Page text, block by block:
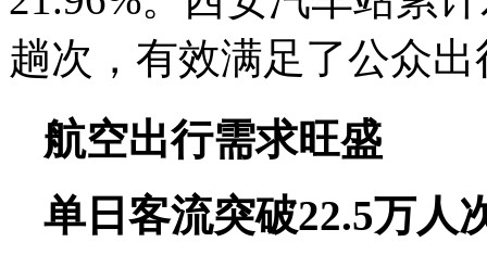
趟次，有效满足了公众
航空出行需求旺盛
单日客流突破22.5万人